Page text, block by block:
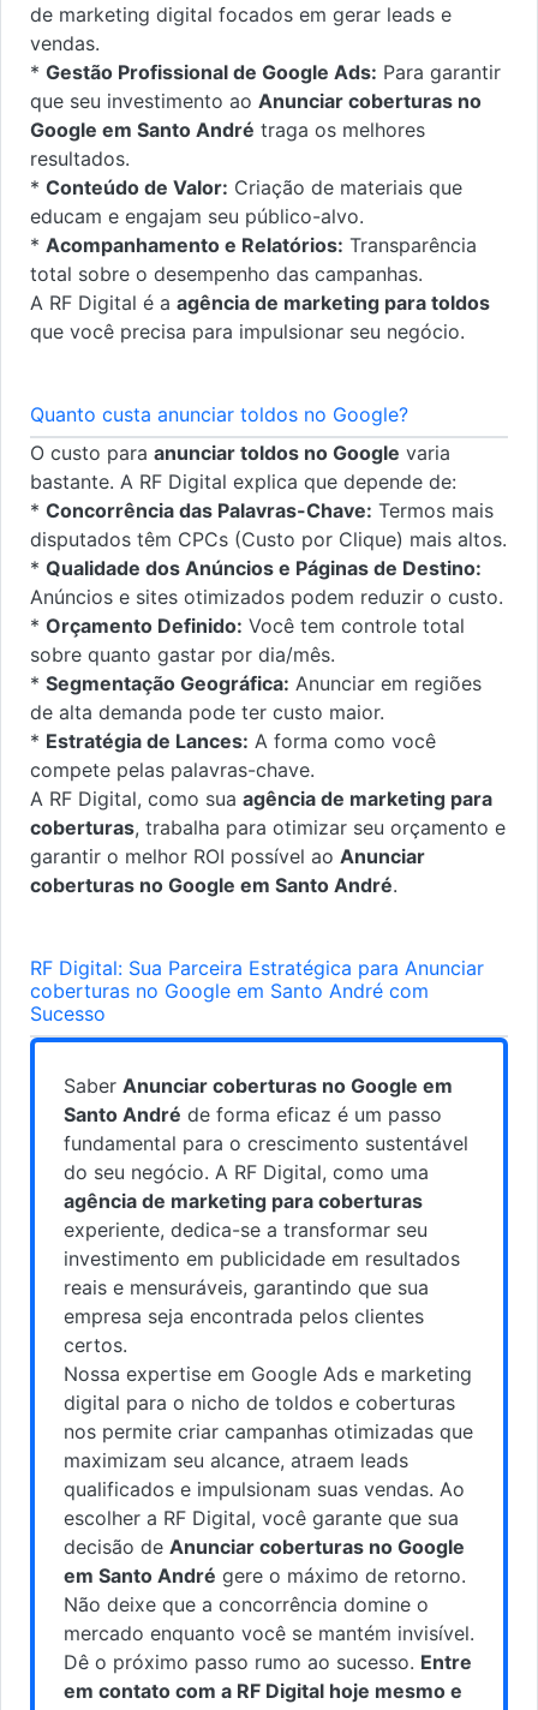
de marketing digital focados em gerar leads e
vendas.
* Gestão Profissional de Google Ads: Para garantir
que seu investimento ao Anunciar coberturas no
Google em Santo André traga os melhores
resultados.
* Conteúdo de Valor: Criação de materiais que
educam e engajam seu público-alvo.
* Acompanhamento e Relatórios: Transparência
total sobre o desempenho das campanhas.
A RF Digital é a agência de marketing para toldos
que você precisa para impulsionar seu negócio.
Quanto custa anunciar toldos no Google?
O custo para anunciar toldos no Google varia
bastante. A RF Digital explica que depende de:
* Concorrência das Palavras-Chave: Termos mais
disputados têm CPCs (Custo por Clique) mais altos.
* Qualidade dos Anúncios e Páginas de Destino:
Anúncios e sites otimizados podem reduzir o custo.
* Orçamento Definido: Você tem controle total
sobre quanto gastar por dia/mês.
* Segmentação Geográfica: Anunciar em regiões
de alta demanda pode ter custo maior.
* Estratégia de Lances: A forma como você
compete pelas palavras-chave.
A RF Digital, como sua agência de marketing para
coberturas, trabalha para otimizar seu orçamento e
garantir o melhor ROI possível ao Anunciar
coberturas no Google em Santo André.
RF Digital: Sua Parceira Estratégica para Anunciar
coberturas no Google em Santo André com
Sucesso
Saber Anunciar coberturas no Google em
Santo André de forma eficaz é um passo
fundamental para o crescimento sustentável
do seu negócio. A RF Digital, como uma
agência de marketing para coberturas
experiente, dedica-se a transformar seu
investimento em publicidade em resultados
reais e mensuráveis, garantindo que sua
empresa seja encontrada pelos clientes
certos.
Nossa expertise em Google Ads e marketing
digital para o nicho de toldos e coberturas
nos permite criar campanhas otimizadas que
maximizam seu alcance, atraem leads
qualificados e impulsionam suas vendas. Ao
escolher a RF Digital, você garante que sua
decisão de Anunciar coberturas no Google
em Santo André gere o máximo de retorno.
Não deixe que a concorrência domine o
mercado enquanto você se mantém invisível.
Dê o próximo passo rumo ao sucesso. Entre
em contato com a RF Digital hoje mesmo e